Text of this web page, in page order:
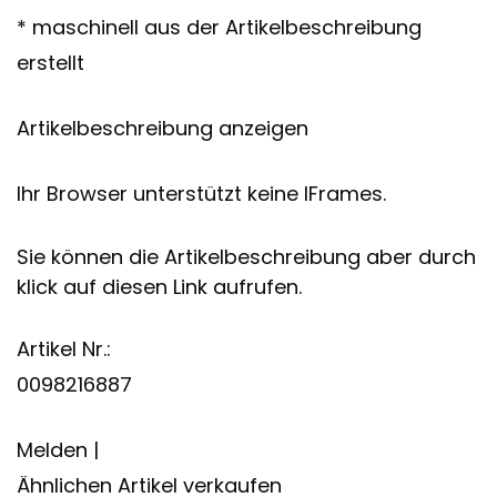
* maschinell aus der Artikelbeschreibung
erstellt
Artikelbeschreibung anzeigen
Ihr Browser unterstützt keine IFrames.
Sie können die Artikelbeschreibung aber durch
klick auf diesen Link aufrufen.
Artikel Nr.:
0098216887
Melden |
Ähnlichen Artikel verkaufen